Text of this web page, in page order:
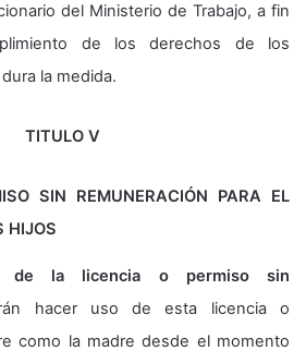
del Ministerio de Trabajo, a fin
de los derechos de los
la medida.
TITULO V
SIN REMUNERACIÓN PARA EL
HIJOS
de la licencia o permiso sin
hacer uso de esta licencia o
como la madre desde el momento